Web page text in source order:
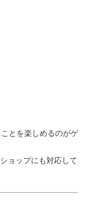
とを楽しめるのがゲ
ョップにも対応して